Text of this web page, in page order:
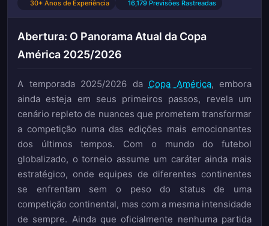
30+ Anos de Experiência
16,179 Previsões Rastreadas
Abertura: O Panorama Atual da Copa
América 2025/2026
A temporada 2025/2026 da Copa América, embora
ainda esteja em seus primeiros passos, revela um
cenário repleto de nuances que prometem transformar
a competição numa das edições mais emocionantes
dos últimos tempos. Com o mundo do futebol
globalizado, o torneio assume um caráter ainda mais
estratégico, onde equipes de diferentes continentes
se enfrentam sem o peso do status de uma
competição continental, mas com a mesma intensidade
de sempre. Ainda que oficialmente nenhuma partida